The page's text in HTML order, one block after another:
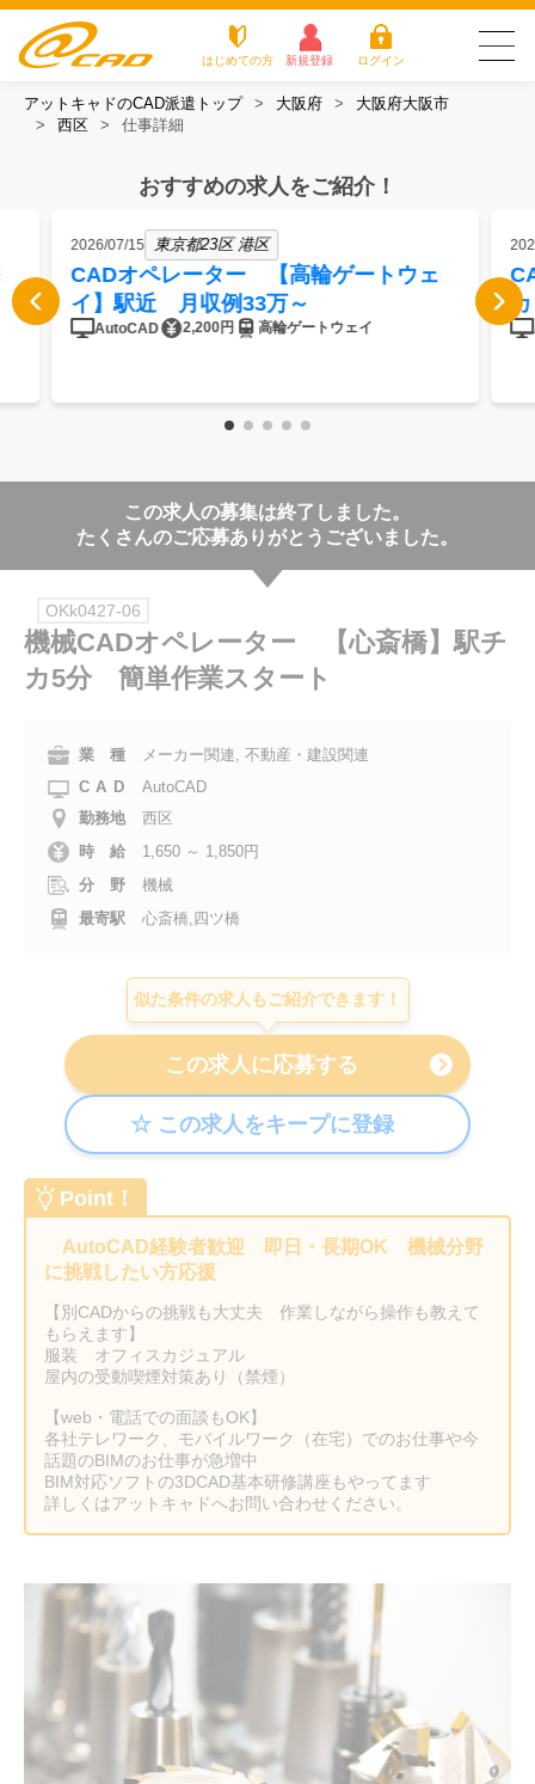
はじめての方 新規登録 ログイン
友だち追加で
最新の求人を確認
アットキャドが選ばれる3つの理由
派遣がはじめての方
お仕事を探す
お電話でのお問い合わせ
東 京 0120-630-660 大 阪
名古屋 0120-960-379 横 浜 0120-978-186
電話受付：平日 9:15～19:00
アットキャドが選
方
探す
ム
アットキャドのCAD派遣トップ 大阪府
大阪府大阪市
西区
仕事詳細
おすすめの求人をご紹介！
2026/07/15 東京都23区 港区
CADオペレーター 【高輪ゲートウェ
イ】駅近 月収例33万～
AutoCAD 2,200円 高輪ゲートウェイ
この求人の募集は終了しました。
たくさんのご応募ありがとうございました。
OKk0427-06
機械CADオペレーター 【心斎橋】駅チ
カ5分 簡単作業スタート
業 種
メーカー関連, 不動産・建設関連
CAD
AutoCAD
勤務地
西区
時 給
1,650 ～ 1,850円
分 野
機械
最寄駅
心斎橋,四ツ橋
似た条件の求人もご紹介できます！
Point！
AutoCAD経験者歓迎 即日・長期OK 機械分野
に挑戦したい方応援
【別CADからの挑戦も大丈夫 作業しながら操作も教えて
もらえます】
服装 オフィスカジュアル
屋内の受動喫煙対策あり（禁煙）
【web・電話での面談もOK】
各社テレワーク、モバイルワーク（在宅）でのお仕事や今
話題のBIMのお仕事が急増中
BIM対応ソフトの3DCAD基本研修講座もやってます
詳しくはアットキャドへお問い合わせください。